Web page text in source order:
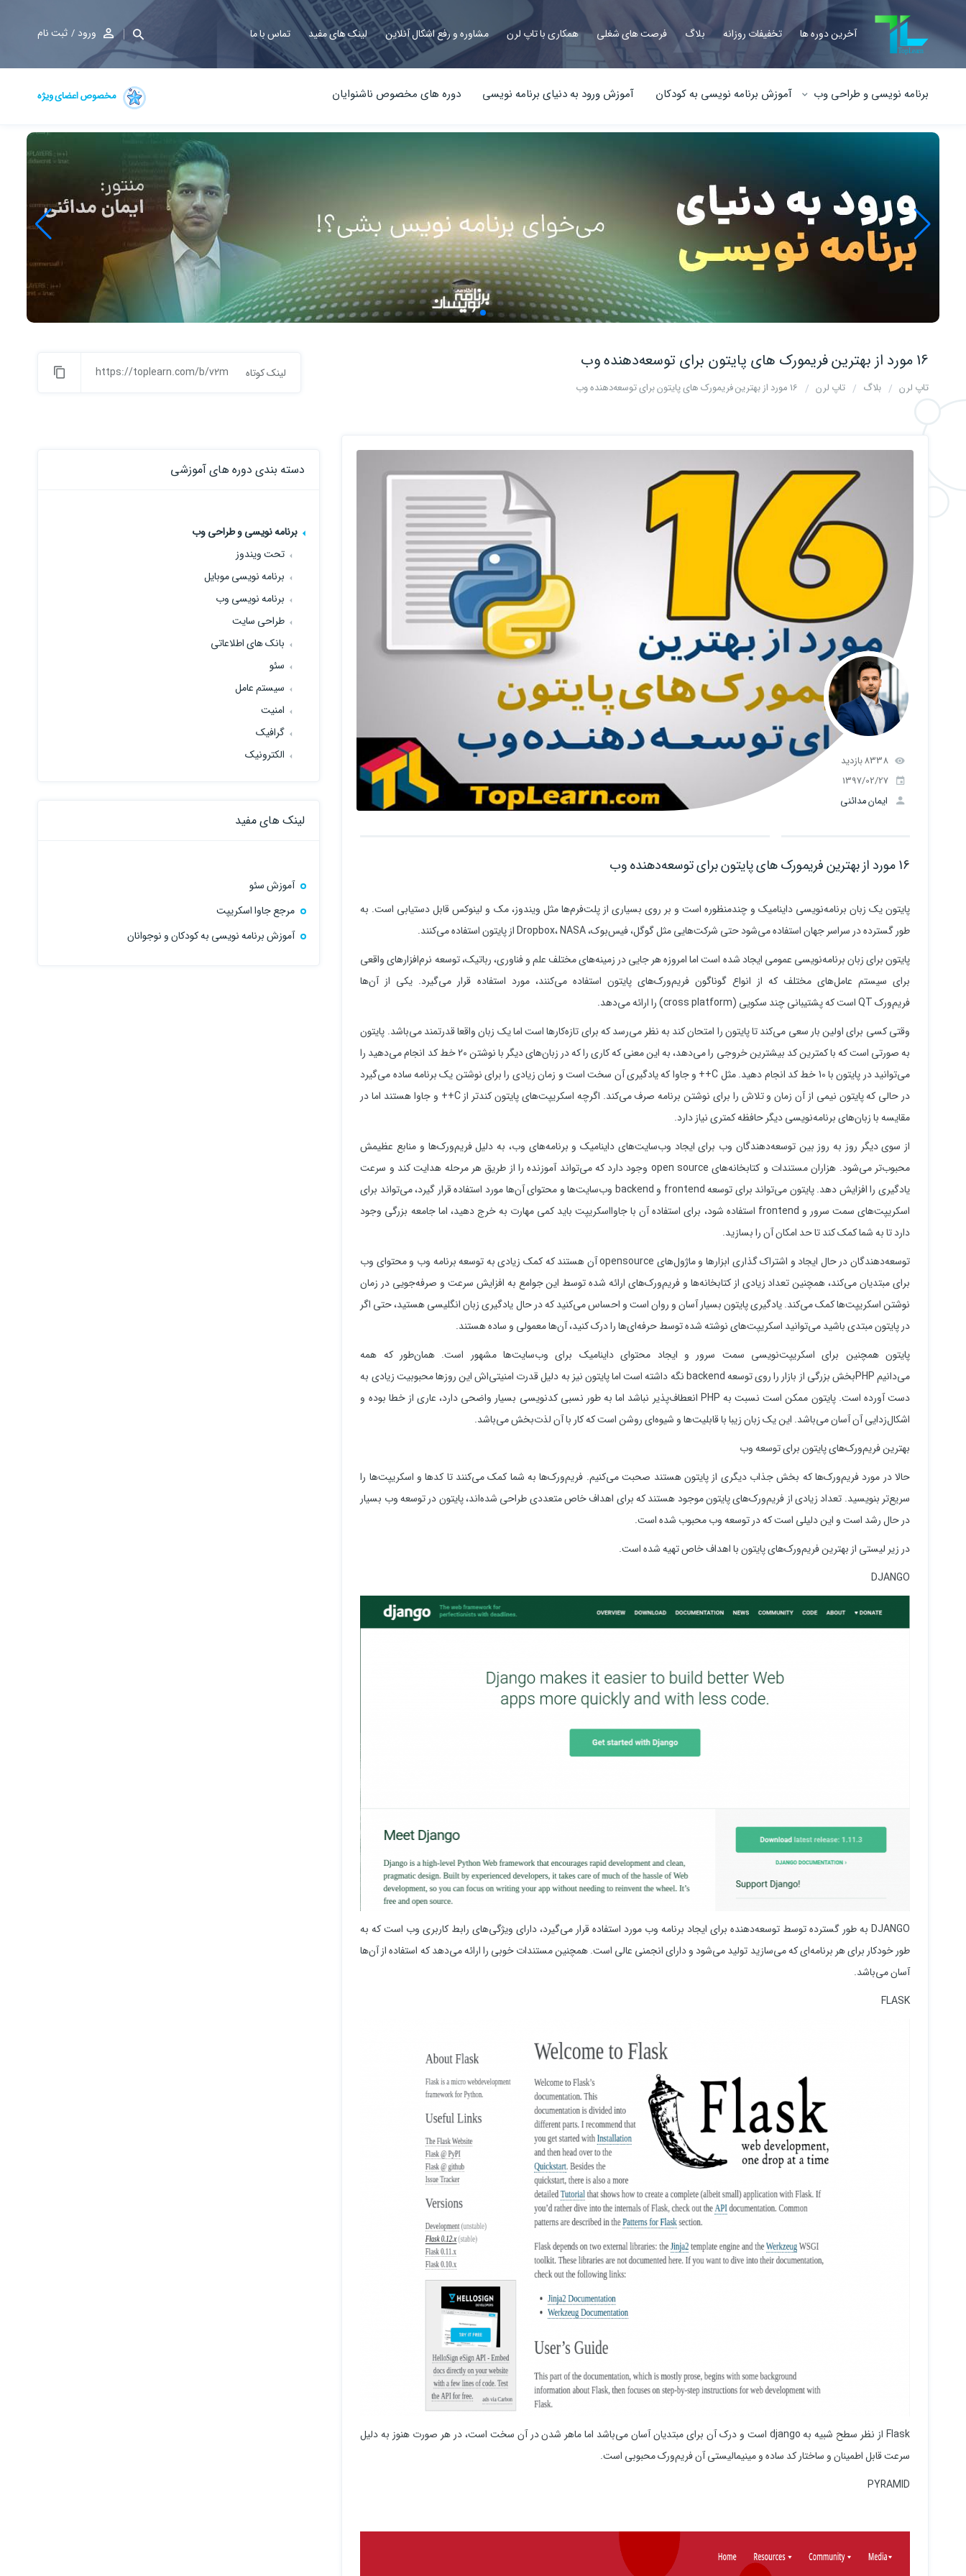
آخرین دوره ها تخفیفات روزانه بلاگ فرصت های شغلی همکاری با تاپ لرن مشاوره و رفع اشکال آنلاین لینک های مفید تماس با ما ورود ثبت نام
برنامه نویسی و طراحی وب آموزش برنامه نویسی به کودکان آموزش ورود به دنیای برنامه نویسی دوره های مخصوص ناشنوایان مخصوص اعضای ویژه
16 مورد از بهترین فریمورک‌ های پایتون برای توسعه‌دهنده وب
تاپ لرن بلاگ تاپ لرن 16 مورد از بهترین فریمورک‌ های پایتون برای توسعه‌دهنده وب
لینک کوتاه https://toplearn.com/b/v2m
8338 بازدید
1397/02/27
ایمان مدائنی
16 مورد از بهترین فریمورک‌ های پایتون برای توسعه‌دهنده وب
پایتون یک زبان برنامه‌نویسی داینامیک و چندمنظوره است و بر روی بسیاری از پلت‌فرم‌ها مثل ویندوز، مک و لینوکس قابل دستیابی است. به
طور گسترده در سراسر جهان استفاده می‌شود حتی شرکت‌هایی مثل گوگل، فیس‌بوک، Dropbox، NASA از پایتون استفاده می‌کنند.
پایتون برای زبان برنامه‌نویسی عمومی ایجاد شده است اما امروزه هر جایی در زمینه‌های مختلف علم و فناوری، رباتیک، توسعه نرم‌افزارهای واقعی
برای سیستم‌ عامل‌های مختلف که از انواع گوناگون فریم‌ورک‌های پایتون استفاده می‌کنند، مورد استفاده قرار می‌گیرد. یکی از آن‌ها
فریم‌ورک QT است که پشتیبانی چند سکویی (cross platform) را ارائه می‌دهد.
وقتی کسی برای اولین بار سعی می‌کند تا پایتون را امتحان کند به نظر می‌رسد که برای تازه‌کارها است اما یک زبان واقعا قدرتمند می‌باشد. پایتون
به صورتی است که با کمترین کد بیشترین خروجی را می‌دهد، به این معنی که کاری را که در زبان‌های دیگر با نوشتن 20 خط کد انجام می‌دهید را
می‌توانید در پایتون با 10 خط کد انجام دهید. مثل C++ و جاوا که یادگیری آن سخت است و زمان زیادی را برای نوشتن یک برنامه ساده می‌گیرد
در حالی که پایتون نیمی از آن زمان و تلاش را برای نوشتن برنامه صرف می‌کند. اگرچه اسکریپت‌های پایتون کندتر از C++ و جاوا هستند اما در
مقایسه با زبان‌های برنامه‌نویسی دیگر حافظه کمتری نیاز دارد.
از سوی دیگر روز به روز بین توسعه‌دهندگان وب برای ایجاد وب‌سایت‌های داینامیک و برنامه‌های وب، به دلیل فریم‌ورک‌ها و منابع عظیمش
محبوب‌تر می‌شود. هزاران مستندات و کتابخانه‌های open source وجود دارد که می‌تواند آموزنده را از طریق هر مرحله هدایت کند و سرعت
یادگیری را افزایش دهد. پایتون می‌تواند برای توسعه frontend و backend وب‌سایت‌ها و محتوای آن‌ها مورد استفاده قرار گیرد، می‌تواند برای
اسکریپت‌های سمت سرور و frontend استفاده شود، برای استفاده آن با جاوااسکریپت باید کمی مهارت به خرج دهید، اما جامعه بزرگی وجود
دارد تا به شما کمک کند تا حد امکان آن را بسازید.
توسعه‌دهندگان در حال ایجاد و اشتراک گذاری ابزارها و ماژول‌های opensource آن هستند که کمک زیادی به توسعه برنامه وب و محتوای وب
برای مبتدیان می‌کند، همچنین تعداد زیادی از کتابخانه‌ها و فریم‌ورک‌های ارائه شده توسط این جوامع به افزایش سرعت و صرفه‌جویی در زمان
نوشتن اسکریپت‌ها کمک می‌کند. یادگیری پایتون بسیار آسان و روان است و احساس می‌کنید که در حال یادگیری زبان انگلیسی هستید، حتی اگر
در پایتون مبتدی باشید می‌توانید اسکریپت‌های نوشته شده توسط حرفه‌ای‌ها را درک کنید، آن‌ها معمولی و ساده هستند.
پایتون همچنین برای اسکریپت‌نویسی سمت سرور و ایجاد محتوای داینامیک برای وب‌سایت‌ها مشهور است. همان‌طور که همه
می‌دانیم PHPبخش بزرگی از بازار را روی توسعه backend نگه داشته است اما پایتون نیز به دلیل قدرت امنیتی‌اش این روزها محبوبیت زیادی به
دست آورده است. پایتون ممکن است نسبت به PHP انعطاف‌پذیر نباشد اما به طور نسبی کدنویسی بسیار واضحی دارد، عاری از خطا بوده و
اشکال‌زدایی آن آسان می‌باشد. این یک زبان زیبا با قابلیت‌ها و شیوه‌ای روشن است که کار با آن لذت‌بخش می‌باشد.
بهترین فریم‌ورک‌های پایتون برای توسعه وب
حالا در مورد فریم‌ورک‌ها که بخش جذاب دیگری از پایتون هستند صحبت می‌کنیم. فریم‌ورک‌ها به شما کمک می‌کنند تا کدها و اسکریپت‌ها را
سریع‌تر بنویسید. تعداد زیادی از فریم‌ورک‌های پایتون موجود هستند که برای اهداف خاص متعددی طراحی شده‌اند، پایتون در توسعه وب بسیار
در حال رشد است و این دلیلی است که در توسعه وب محبوب شده است.
در زیر لیستی از بهترین فریم‌ورک‌های پایتون با اهداف خاص تهیه شده است.
DJANGO
DJANGO به طور گسترده توسط توسعه‌دهنده برای ایجاد برنامه وب مورد استفاده قرار می‌گیرد، دارای ویژگی‌های رابط کاربری وب است که به
طور خودکار برای هر برنامه‌ای که می‌سازید تولید می‌شود و دارای انجمنی عالی است. همچنین مستندات خوبی را ارائه می‌دهد که استفاده از آن‌ها
آسان می‌باشد.
FLASK
Flask از نظر سطح شبیه به django است و درک آن برای مبتدیان آسان می‌باشد اما ماهر شدن در آن سخت است، در هر صورت هنوز به دلیل
سرعت قابل اطمینان و ساختار کد ساده و مینیمالیستی آن فریم‌ورک محبوبی است.
PYRAMID
دسته بندی دوره های آموزشی
برنامه نویسی و طراحی وب
تحت ویندوز
برنامه نویسی موبایل
برنامه نویسی وب
طراحی سایت
بانک های اطلاعاتی
سئو
سیستم عامل
امنیت
گرافیک
الکترونیک
لینک های مفید
آموزش سئو
مرجع جاوا اسکریپت
آموزش برنامه نویسی به کودکان و نوجوانان